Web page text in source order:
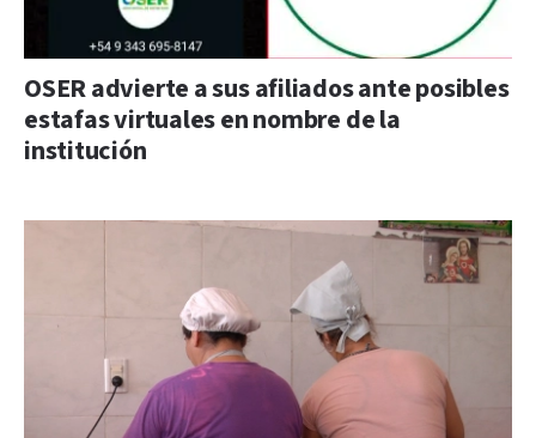
OSER advierte a sus afiliados ante posibles
estafas virtuales en nombre de la
institución